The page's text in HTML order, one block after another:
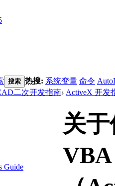
搜索 热搜: 系统变量 命令
二次开发指南› ActiveX 开发
Guide
关